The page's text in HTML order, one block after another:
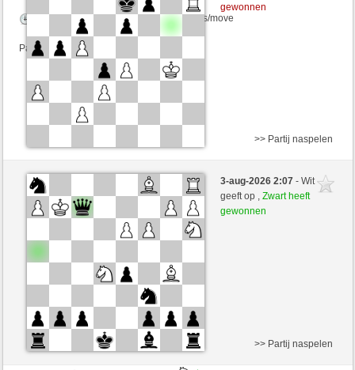
Speelduur: 10 minutes/side + 5 seconds/move
Partij telt mee voor de ranglijst
gewonnen
Zwart
TheWolfofChess (1247) (+12)
Wit
ChesterTheMoulTester (1160) (-12)
Speelduur: 5 minutes/side + 8 seconds/move
>> Partij naspelen
3-aug-2026 2:07- Wit
geeft op ,Zwart heeft
gewonnen
>> Partij naspelen